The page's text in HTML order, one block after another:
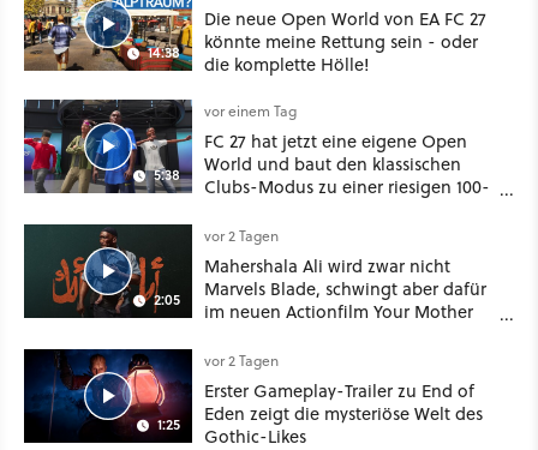
14:38
Die neue Open World von EA FC 27
könnte meine Rettung sein - oder
die komplette Hölle!
5:38
vor einem Tag
FC 27 hat jetzt eine eigene Open
World und baut den klassischen
Clubs-Modus zu einer riesigen 100-
2:05
vor 2 Tagen
Mahershala Ali wird zwar nicht
Marvels Blade, schwingt aber dafür
im neuen Actionfilm Your Mother
Schwert
1:25
vor 2 Tagen
Erster Gameplay-Trailer zu End of
Eden zeigt die mysteriöse Welt des
Gothic-Likes